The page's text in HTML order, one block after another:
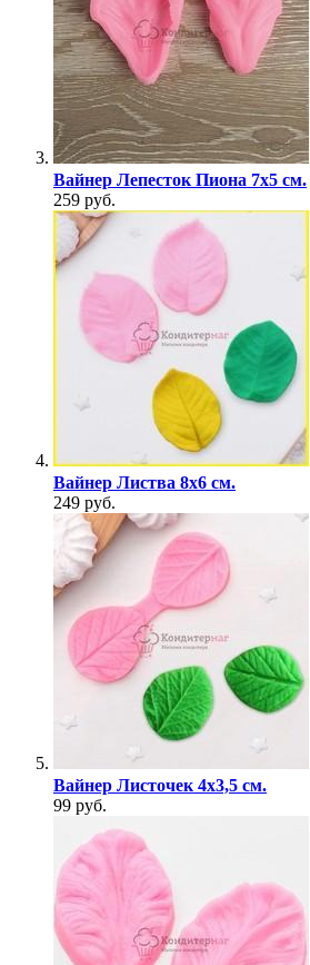
Вайнер Лепесток Пиона 7х5 см.
259 руб.
Вайнер Листва 8х6 см.
249 руб.
Вайнер Листочек 4х3,5 см.
99 руб.